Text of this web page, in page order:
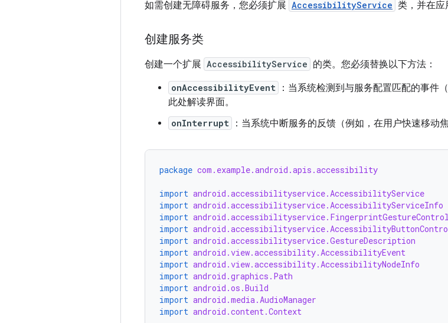
如需创建无障碍服务，您必须扩展 AccessibilityService 类，并在应
创建服务类
创建一个扩展 AccessibilityService 的类。您必须替换以下方法：
onAccessibilityEvent
：当系统检测到与服务配置匹配的事件
此处解读界面。
onInterrupt ：当系统中断服务的反馈（例如，在用户快速移动
package com.example.android.apis.accessibility
import android.accessibilityservice.AccessibilityService
import android.accessibilityservice.AccessibilityServiceInfo
import
import
import android.accessibilityservice.GestureDescription
import android.view.accessibility.AccessibilityEvent
import android.view.accessibility.AccessibilityNodeInfo
import android.graphics.Path
import android.os.Build
import android.media.AudioManager
import android.content.Context